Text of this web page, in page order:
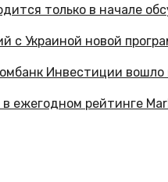
с Украиной новой
ежегодном рейтинге